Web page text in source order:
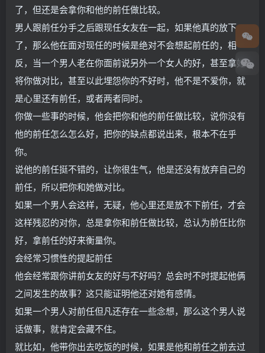
了，但还是会拿你和他的前任做比较。
男人跟前任分手之后跟现任女友在一起，如果他真的放下
了，那么他在面对现任的时候是绝对不会想起前任的，相
反，当一个男人老在你面前说另外一个女人的好，甚至拿她
将你做对比，甚至以此埋怨你的不好时，他不是不爱你，就
是心里还有前任，或者两者同时。
你做一些事的时候，他会把你和他的前任做比较，说你没有
他的前任怎么怎么好，把你的缺点都说出来，根本不在乎
你。
说他的前任挺不错的，让你很生气，他是还没有放弃自己的
前任，所以把你和她做对比。
如果一个男人会这样，无疑，他心里还是放不下前任，才会
这样残忍的对你，总是拿你和前任做比较，总认为前任比你
好，拿前任的好来衡量你。
会经常习惯性的提起前任
他会经常跟你讲前女友的好与不好吗？总会时不时提起他俩
之间发生的故事？这只能证明他还对她有感情。
如果一个男人对前任但凡还存在一些念想，那么这个男人说
话做事，就肯定会藏不住。
就比如，他带你出去吃饭的时候，如果是他和前任之前去过